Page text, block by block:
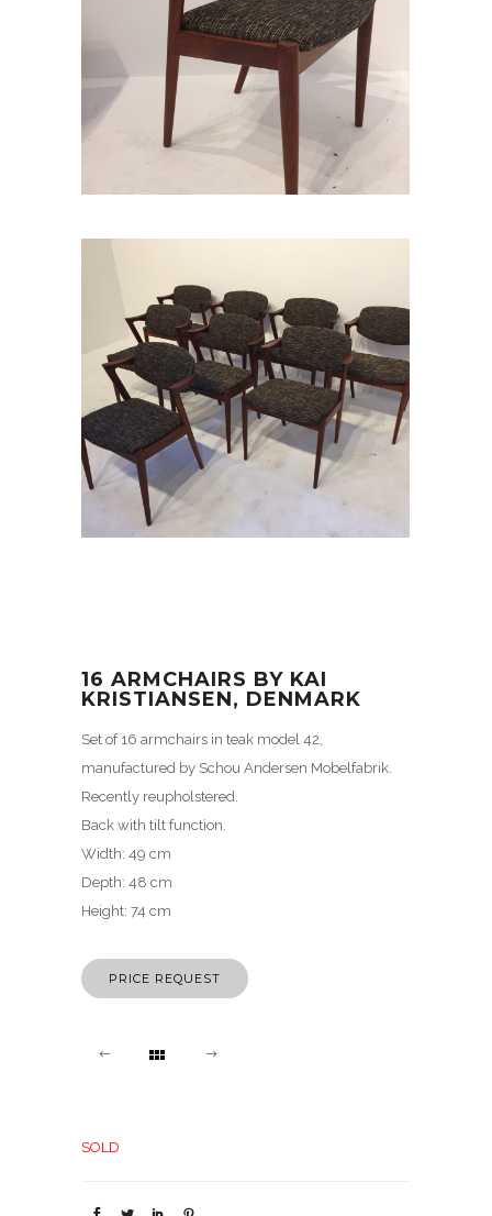
16 ARMCHAIRS BY KAI
KRISTIANSEN, DENMARK
Set of 16 armchairs in teak model 42,
manufactured by Schou Andersen Mobelfabrik.
Recently reupholstered.
Back with tilt function.
Width: 49 cm
Depth: 48 cm
Height: 74 cm
PRICE REQUEST
SOLD